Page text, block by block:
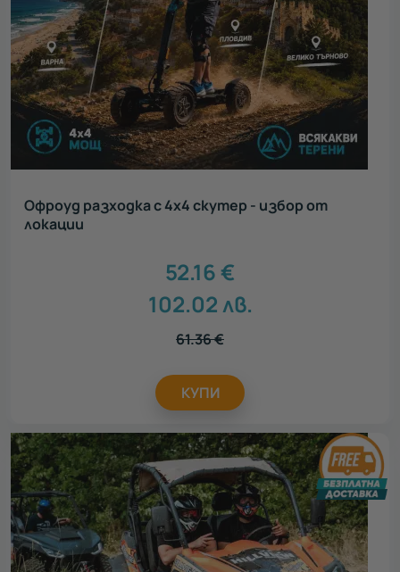
Офроуд разходка с 4х4 скутер - избор от
локации
52.16€
102.02лв.
61.36€
КУПИ